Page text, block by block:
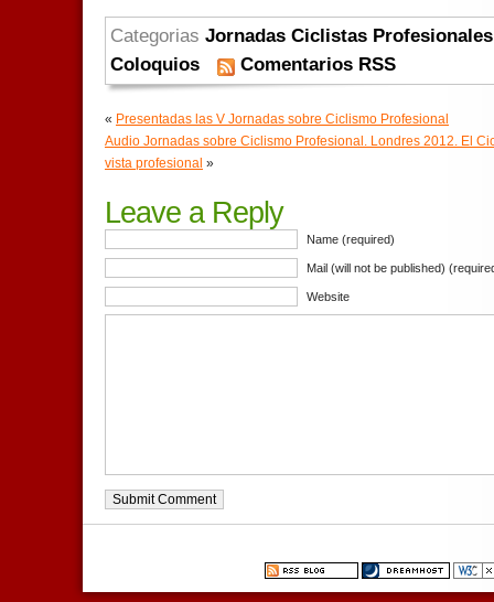
Categorias Jornadas Ciclistas Profesionales
Coloquios
Comentarios RSS
« Presentadas las V Jornadas sobre Ciclismo Profesional
Audio Jornadas sobre Ciclismo Profesional. Londres 2012. El
vista profesional »
Leave a Reply
Name (required)
Mail (will not be published)
Website